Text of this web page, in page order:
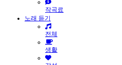
작곡료
노래 듣기
전체
생활